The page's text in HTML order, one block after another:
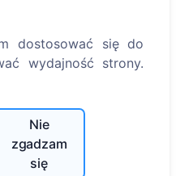
dostosować się do
wydajność strony.
Nie
zgadzam
się